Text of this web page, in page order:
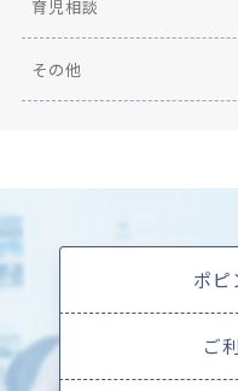
育児相談
その他
ポピ
ご